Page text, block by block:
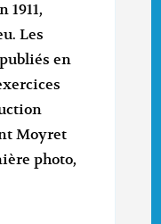
1911,
Les
en
Moyret
photo,